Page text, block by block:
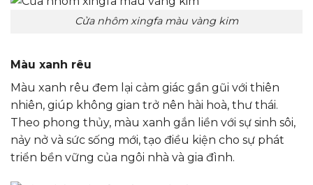
Cửa nhôm xingfa màu vàng kim
Màu xanh rêu
Màu xanh rêu đem lại cảm giác gần gũi với thiên
nhiên, giúp không gian trở nên hài hoà, thư thái.
Theo phong thủy, màu xanh gắn liền với sự sinh sôi,
nảy nở và sức sống mới, tạo điều kiện cho sự phát
triển bền vững của ngôi nhà và gia đình.